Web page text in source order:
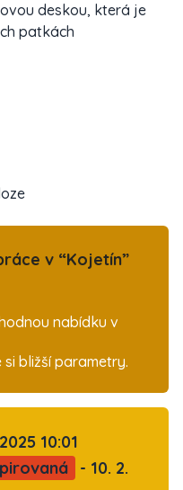
deskou, která je
patkách
v “Kojetín”
nabídku v
bližší parametry.
10:01
- 10. 2.